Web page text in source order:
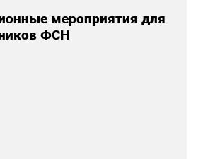
мероприятия для
ФСН